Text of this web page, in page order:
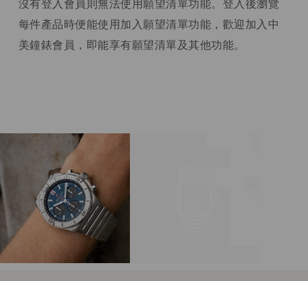
沒有登入會員則無法使用願望清單功能。登入後瀏覽
每件產品時便能使用加入願望清單功能，歡迎加入中
美鐘錶會員，即能享有願望清單及其他功能。